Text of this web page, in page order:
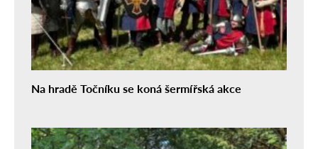
Na hradě Točníku se koná šermířská akce